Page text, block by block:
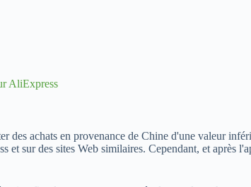
AliExpress
des achats en provenance de Chine d'une valeur
sur des sites Web similaires. Cependant, et après